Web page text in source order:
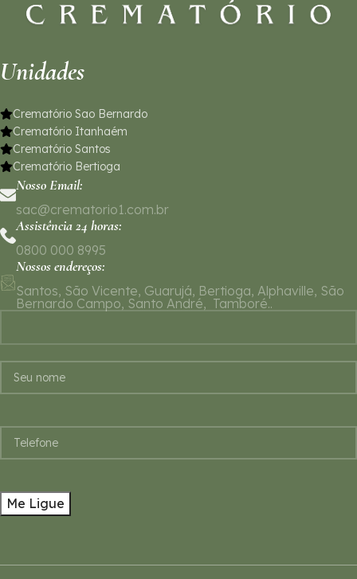
Unidades
Crematório Sao Bernardo
Crematório Itanhaém
Crematório Santos
Crematório Bertioga
Nosso Email:
sac@crematorio1.com.br
Assistência 24 horas:
0800 000 8995
Nossos endereços:
Santos, São Vicente, Guarujá, Bertioga, Alphaville, São
Bernardo Campo, Santo André, Tamboré..